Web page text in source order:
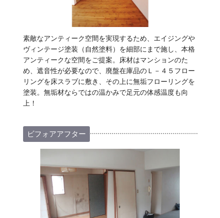
素敵なアンティーク空間を実現するため、エイジングや
ヴィンテージ塗装（自然塗料）を細部にまで施し、本格
アンティークな空間をご提案。床材はマンションのた
め、遮音性が必要なので、廃盤在庫品のＬ－４５フロー
リングを床スラブに敷き、その上に無垢フローリングを
塗装。無垢材ならではの温かみで足元の体感温度も向
上！
ビフォアアフター